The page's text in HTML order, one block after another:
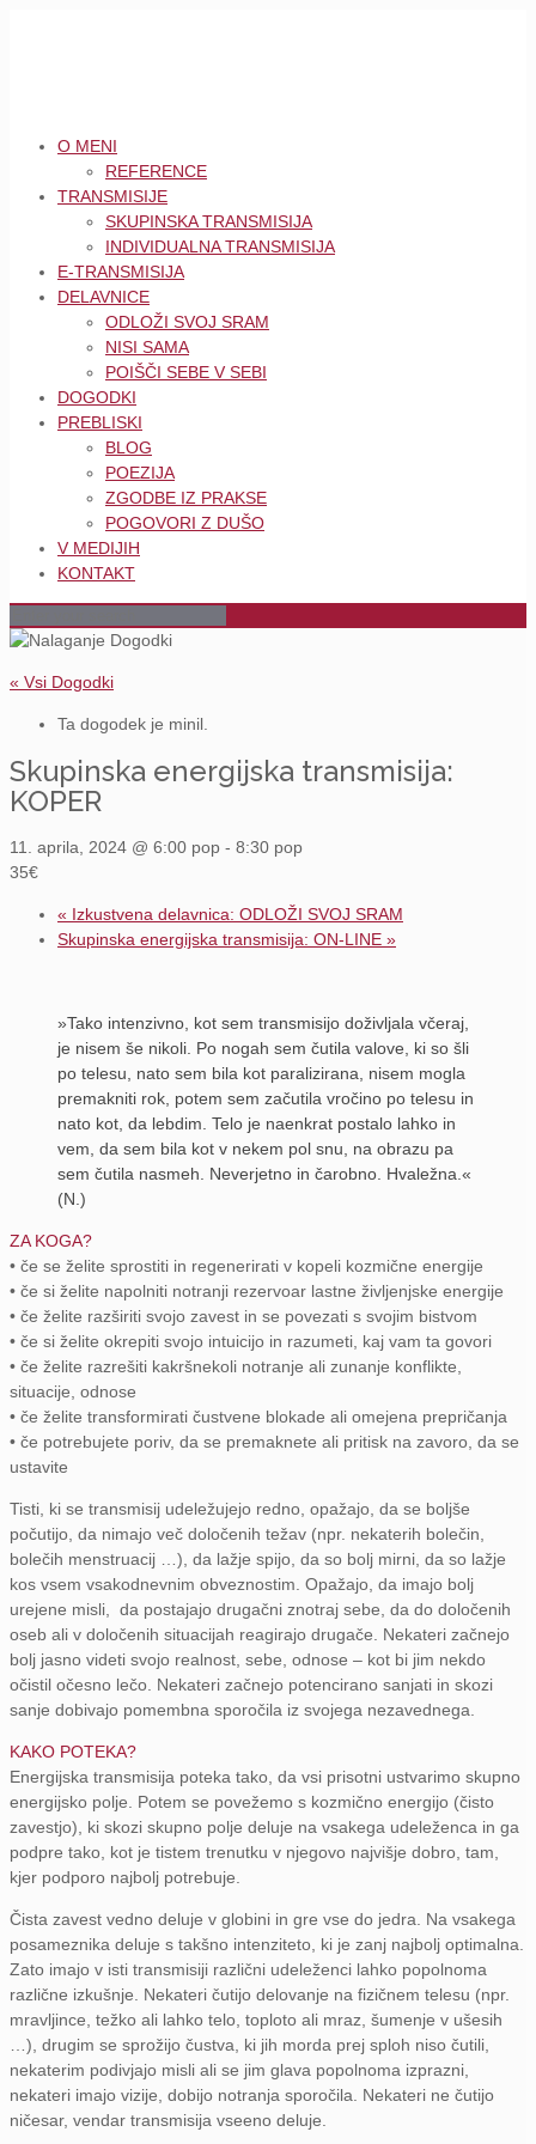
O MENI
REFERENCE
TRANSMISIJE
SKUPINSKA TRANSMISIJA
INDIVIDUALNA TRANSMISIJA
E-TRANSMISIJA
DELAVNICE
ODLOŽI SVOJ SRAM
NISI SAMA
POIŠČI SEBE V SEBI
DOGODKI
PREBLISKI
BLOG
POEZIJA
ZGODBE IZ PRAKSE
POGOVORI Z DUŠO
V MEDIJIH
KONTAKT
« Vsi Dogodki
Ta dogodek je minil.
Skupinska energijska transmisija:
KOPER
11. aprila, 2024 @ 6:00 pop - 8:30 pop
35€
« Izkustvena delavnica: ODLOŽI SVOJ SRAM
Skupinska energijska transmisija: ON-LINE »
»Tako intenzivno, kot sem transmisijo doživljala včeraj,
je nisem še nikoli. Po nogah sem čutila valove, ki so šli
po telesu, nato sem bila kot paralizirana, nisem mogla
premakniti rok, potem sem začutila vročino po telesu in
nato kot, da lebdim. Telo je naenkrat postalo lahko in
vem, da sem bila kot v nekem pol snu, na obrazu pa
sem čutila nasmeh. Neverjetno in čarobno. Hvaležna.«
(N.)
ZA KOGA?
• če se želite sprostiti in regenerirati v kopeli kozmične energije
• če si želite napolniti notranji rezervoar lastne življenjske energije
• če želite razširiti svojo zavest in se povezati s svojim bistvom
• če si želite okrepiti svojo intuicijo in razumeti, kaj vam ta govori
• če želite razrešiti kakršnekoli notranje ali zunanje konflikte,
situacije, odnose
• če želite transformirati čustvene blokade ali omejena prepričanja
• če potrebujete poriv, da se premaknete ali pritisk na zavoro, da se
ustavite
Tisti, ki se transmisij udeležujejo redno, opažajo, da se boljše
počutijo, da nimajo več določenih težav (npr. nekaterih bolečin,
bolečih menstruacij …), da lažje spijo, da so bolj mirni, da so lažje
kos vsem vsakodnevnim obveznostim. Opažajo, da imajo bolj
urejene misli, da postajajo drugačni znotraj sebe, da do določenih
oseb ali v določenih situacijah reagirajo drugače. Nekateri začnejo
bolj jasno videti svojo realnost, sebe, odnose – kot bi jim nekdo
očistil očesno lečo. Nekateri začnejo potencirano sanjati in skozi
sanje dobivajo pomembna sporočila iz svojega nezavednega.
KAKO POTEKA?
Energijska transmisija poteka tako, da vsi prisotni ustvarimo skupno
energijsko polje. Potem se povežemo s kozmično energijo (čisto
zavestjo), ki skozi skupno polje deluje na vsakega udeleženca in ga
podpre tako, kot je tistem trenutku v njegovo najvišje dobro, tam,
kjer podporo najbolj potrebuje.
Čista zavest vedno deluje v globini in gre vse do jedra. Na vsakega
posameznika deluje s takšno intenziteto, ki je zanj najbolj optimalna.
Zato imajo v isti transmisiji različni udeleženci lahko popolnoma
različne izkušnje. Nekateri čutijo delovanje na fizičnem telesu (npr.
mravljince, težko ali lahko telo, toploto ali mraz, šumenje v ušesih
…), drugim se sprožijo čustva, ki jih morda prej sploh niso čutili,
nekaterim podivjajo misli ali se jim glava popolnoma izprazni,
nekateri imajo vizije, dobijo notranja sporočila. Nekateri ne čutijo
ničesar, vendar transmisija vseeno deluje.